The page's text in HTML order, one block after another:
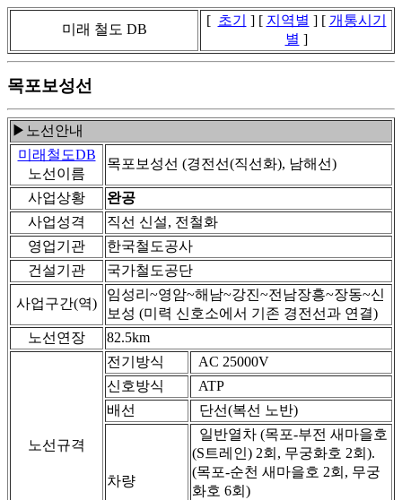
미래 철도 DB
[ 초기 ] [ 지역별 ] [ 개통시기
별 ]
목포보성선
▶노선안내
미래철도DB
노선이름
목포보성선 (경전선(직선화), 남해선)
사업상황
완공
사업성격
직선 신설, 전철화
영업기관
한국철도공사
건설기관
국가철도공단
사업구간(역)
임성리~영암~해남~강진~전남장흥~장동~신
보성 (미력 신호소에서 기존 경전선과 연결)
노선연장
82.5km
노선규격
전기방식
AC 25000V
신호방식
ATP
배선
단선(복선 노반)
차량
일반열차 (목포-부전 새마을호
(S트레인) 2회, 무궁화호 2회).
(목포-순천 새마을호 2회, 무궁
화호 6회)